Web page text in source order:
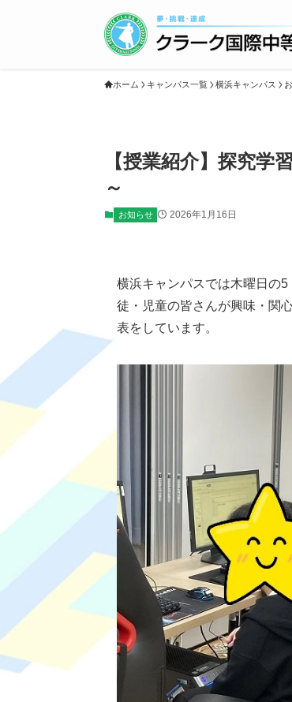
ホーム キャンパス一覧 横浜キャンパス
【授業紹介】探究
～
お知らせ 2026年1月16日
横浜キャンパスでは木曜日の
徒・児童の皆さんが興味・関
表をしています。